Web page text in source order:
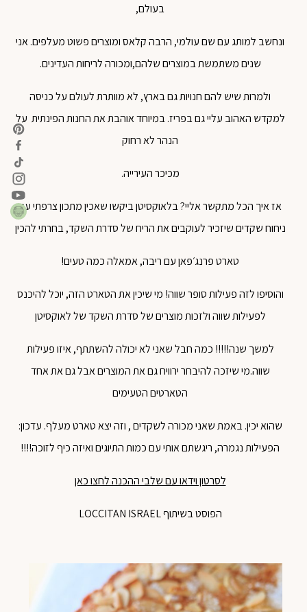
בעולם,
ונחשב למותג עם שם עולמי, הרבה קלאס ומוצרים פשוט מעלפים. אני
שנים משתמשת במוצרים שלהם,ומכורה לריחות העדינים.
ולמרות שיש להם חנויות גם בארץ, לא מוותרת לעולם על כניסה
למקדש האהוב עליי גם בפריז. במיוחד אוהבת את החנות הפינתית על
הנהר לא רחוק
מכיכר העירייה.
אז איך הכל מתקשר אליי? בלאוקסיטן ביקשו שאכין מתכון צרפתי עם
ניחוח שקדים שיזכיר לעוקבים את הריח של סדרת השקד, בחרתי להכין
טארט פרנג׳פאן עם ריבה, אמאלה כמה טעים!
והוסיפו לזה פעילות סופר שווה! מי שיכין את הטארט הזה, יוכל להיכנס
לפעילות שווה ולזכות מוצרים של סדרת השקד של לאוקסיטן
למשך שנה!!!!! כמה חבל שאני לא יכולה להשתתף, איזו פעילות
שווה.מי שיזכה להיבחר ירוויח גם את המוצרים אבל גם את אחד
הטארטים הטעימים
שהוא יכין. באמת שאני מכורה לשקדים , וזה יצא טארט מעלף. עדכון:
הפעילות נגמרה, ריגשתם אותי עם כמות התיוגים ואיזה כיף לזוכה!!!!
לסרטון וידאו עם שלבי ההכנה לחצו כאן
הפוסט בשיתוף LOCCITAN ISRAEL